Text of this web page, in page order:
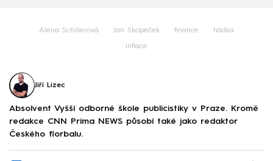
Alena Schillerová Jan Skopeček finance hádka
inflace
Jiří Lizec
Absolvent Vyšší odborné škole publicistiky v Praze. Kromě
redakce CNN Prima NEWS působí také jako redaktor
Českého florbalu.